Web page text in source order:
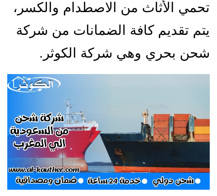
تحمي الأثاث من الاصطدام والكسر،
يتم تقديم كافة الضمانات من شركة
شحن بحري وهي شركة الكوثر.